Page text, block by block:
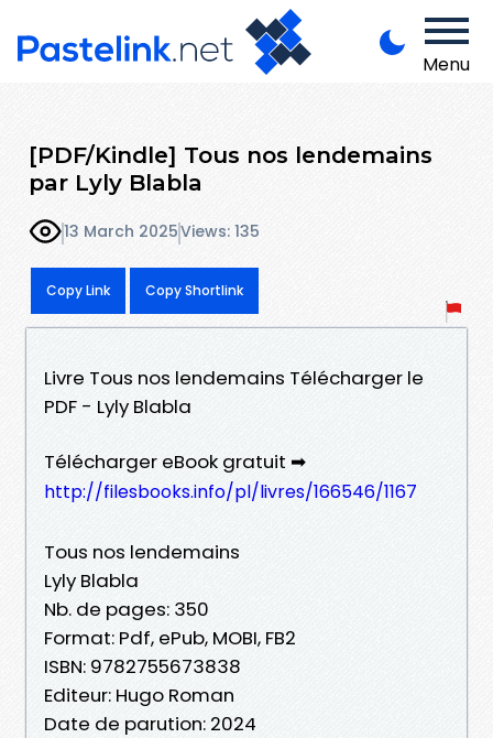
Menu
[PDF/Kindle] Tous nos lendemains
par Lyly Blabla
13 March 2025Views: 135
Copy Link Copy Shortlink
Livre Tous nos lendemains Télécharger le
PDF - Lyly Blabla
Télécharger eBook gratuit ➡
http://filesbooks.info/pl/livres/166546/1167
Tous nos lendemains
Lyly Blabla
Nb. de pages: 350
Format: Pdf, ePub, MOBI, FB2
ISBN: 9782755673838
Editeur: Hugo Roman
Date de parution: 2024